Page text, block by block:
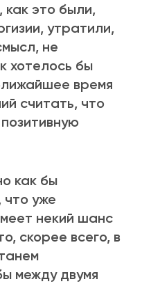
это были,
утратили,
не
хотелось бы
время
считать, что
как бы
что уже
некий шанс
скорее всего, в
между двумя